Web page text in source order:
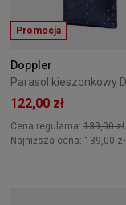
Promocja
Doppler
122,00 zł
Cena regularna: 139,00 zł
Najniższa cena: 139,00 zł